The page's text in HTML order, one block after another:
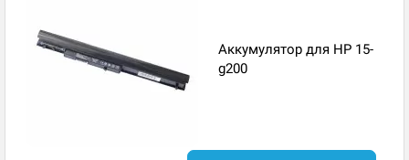
Аккумулятор для HP 15-
g200